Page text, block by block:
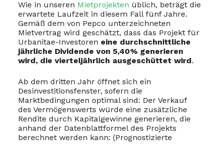
Wie in unseren Mietprojekten üblich, beträgt die
erwartete Laufzeit in diesem Fall fünf Jahre.
Gemäß dem von Pepco unterzeichneten
Mietvertrag wird geschätzt, dass das Projekt für
Urbanitae-Investoren eine durchschnittliche
jährliche Dividende von 5,40% generieren
wird, die vierteljährlich ausgeschüttet wird.
Ab dem dritten Jahr öffnet sich ein
Desinvestitionsfenster, sofern die
Marktbedingungen optimal sind: Der Verkauf
des Vermögenswerts würde eine zusätzliche
Rendite durch Kapitalgewinne generieren, die
anhand der Datenblattformel des Projekts
berechnet werden kann: (Prognostizierte